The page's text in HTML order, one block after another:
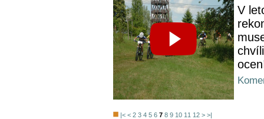
V
|< < 2 3 4 5 6 7 8 9 10 11 12 > >|